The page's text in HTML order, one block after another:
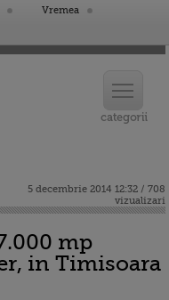
Vremea
5 decembrie 2014 12:32 / 708
vizualizari
mp
in Timisoara